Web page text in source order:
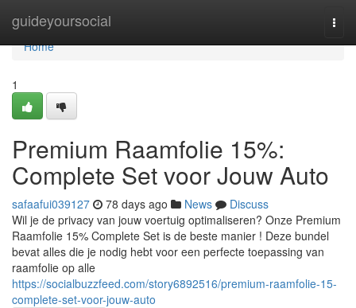
guideyoursocial
Home
Home
1
Premium Raamfolie 15%:
Complete Set voor Jouw Auto
safaafui039127 78 days ago News
Discuss
Wil je de privacy van jouw voertuig optimaliseren? Onze Premium
Raamfolie 15% Complete Set is de beste manier ! Deze bundel
bevat alles die je nodig hebt voor een perfecte toepassing van
raamfolie op alle
https://socialbuzzfeed.com/story6892516/premium-raamfolie-15-
complete-set-voor-jouw-auto